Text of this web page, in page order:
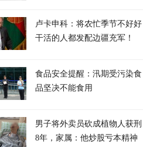
卢卡申科：将农忙季节不好好
干活的人都发配边疆充军！
食品安全提醒：汛期受污染食
品坚决不能食用
男子将外卖员砍成植物人获刑
8年，家属：他炒股亏本精神